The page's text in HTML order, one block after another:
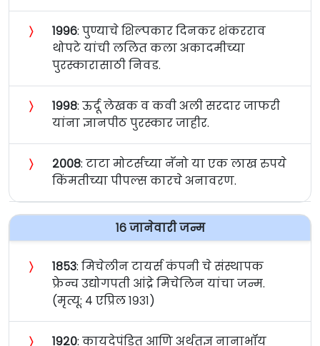
〉 १९९६: पुण्याचे शिल्पकार दिनकर शंकरराव
थोपटे यांची ललित कला अकादमीच्या
पुरस्कारासाठी निवड.
〉 १९९८: ऊर्दू लेखक व कवी अली सरदार जाफरी
यांना ज्ञानपीठ पुरस्कार जाहीर.
〉 २००८: टाटा मोटर्सच्या नॅनो या एक लाख रुपये
किंमतीच्या पीपल्स कारचे अनावरण.
१६ जानेवारी जन्म
〉 १८५३: मिचेलीन टायर्स कंपनी चे संस्थापक
फ्रेन्च उद्योगपती आंद्रे मिचेलिन यांचा जन्म.
(मृत्यू: ४ एप्रिल १९३१)
〉 १९२०: कायदेपंडित आणि अर्थतज्ञ नानाभॉय